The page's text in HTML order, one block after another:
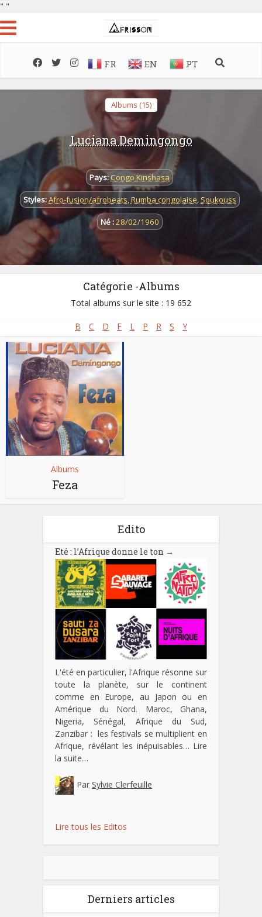
" "
FR EN PT
Albums (15)
Luciana Demingongo
Pays:Congo Kinshasa
Styles:Afro-fusion/afrobeats,Rumba congolaise, Soukouss
Né :28/02/1960
Catégorie -Albums
Total albums sur le site : 19 652
B C D F L P R S Y
Albums
Feza
Edito
Eté : l’Afrique donne le ton →
L'été en particulier, l'Afrique résonne sur
toute la planète, sur le continent
comme en Europe, au Japon ou en
Amérique du Nord. Maroc, Ghana,
Nigeria, Sénégal, Afrique du Sud,
Zanzibar : les festivals se multiplient en
Afrique, révélant les inépuisables… Lire
la suite…
Par Sylvie Clerfeuille
Lire tous les Editos
Derniers articles